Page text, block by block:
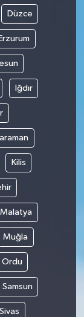
Düzce
Erzurum
Iğdır
Kilis
Malatya
Muğla
Ordu
Samsun
Sivas